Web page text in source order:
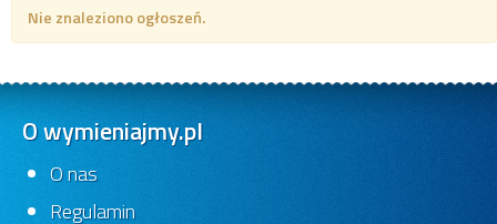
Nie znaleziono ogłoszeń.
O wymieniajmy.pl
O nas
Regulamin